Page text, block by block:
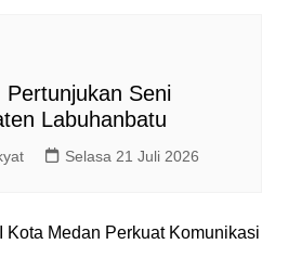
Seni
Labuhanbatu
Selasa 21 Juli 2026